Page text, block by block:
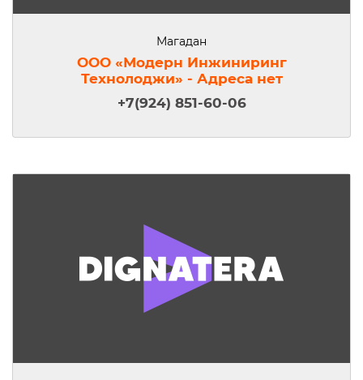
Магадан
ООО «Модерн Инжиниринг
Технолоджи» - Адреса нет
+7(924) 851-60-06